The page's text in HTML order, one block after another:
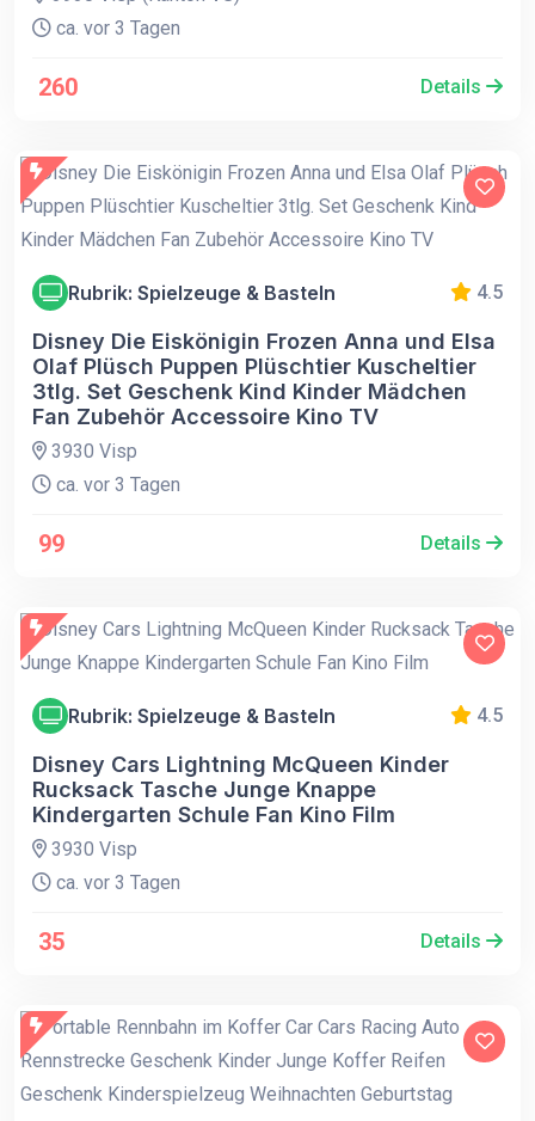
ca. vor 3 Tagen
260 Details
Rubrik: Spielzeuge & Basteln 4.5
Disney Die Eiskönigin Frozen Anna und Elsa
Olaf Plüsch Puppen Plüschtier Kuscheltier
3tlg. Set Geschenk Kind Kinder Mädchen
Fan Zubehör Accessoire Kino TV
3930 Visp
ca. vor 3 Tagen
99 Details
Rubrik: Spielzeuge & Basteln 4.5
Disney Cars Lightning McQueen Kinder
Rucksack Tasche Junge Knappe
Kindergarten Schule Fan Kino Film
3930 Visp
ca. vor 3 Tagen
35 Details